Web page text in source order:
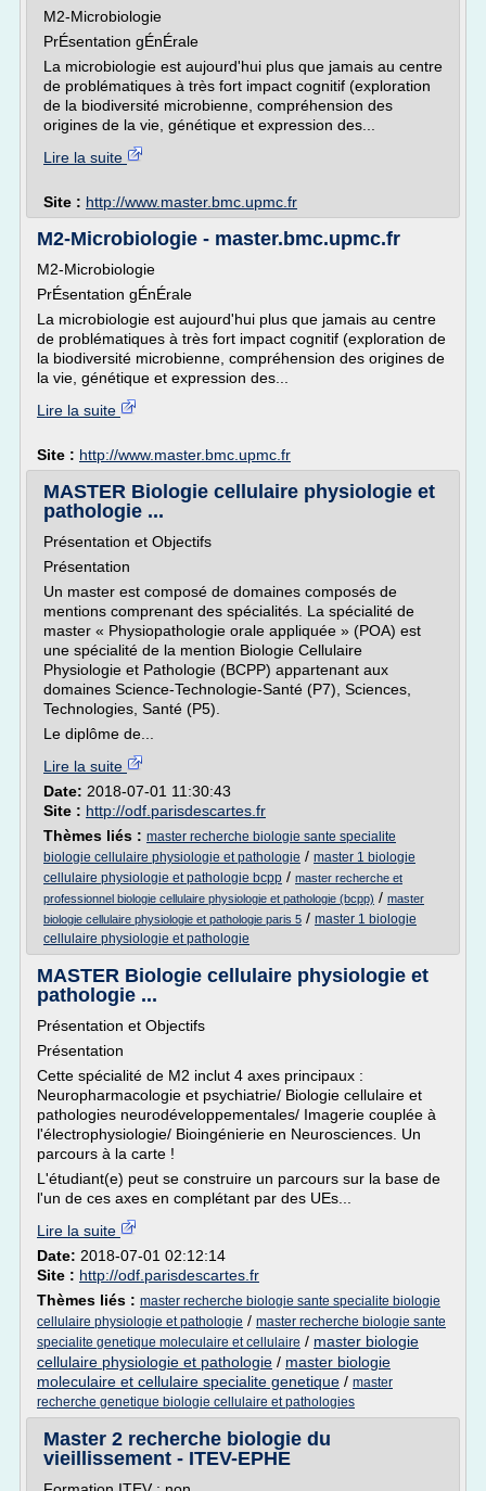
M2-Microbiologie
PrÉsentation gÉnÉrale
La microbiologie est aujourd'hui plus que jamais au centre
de problématiques à très fort impact cognitif (exploration
de la biodiversité microbienne, compréhension des
origines de la vie, génétique et expression des...
Lire la suite
Site : http://www.master.bmc.upmc.fr
M2-Microbiologie - master.bmc.upmc.fr
M2-Microbiologie
PrÉsentation gÉnÉrale
La microbiologie est aujourd'hui plus que jamais au centre
de problématiques à très fort impact cognitif (exploration de
la biodiversité microbienne, compréhension des origines de
la vie, génétique et expression des...
Lire la suite
Site : http://www.master.bmc.upmc.fr
MASTER Biologie cellulaire physiologie et
pathologie ...
Présentation et Objectifs
Présentation
Un master est composé de domaines composés de
mentions comprenant des spécialités. La spécialité de
master « Physiopathologie orale appliquée » (POA) est
une spécialité de la mention Biologie Cellulaire
Physiologie et Pathologie (BCPP) appartenant aux
domaines Science-Technologie-Santé (P7), Sciences,
Technologies, Santé (P5).
Le diplôme de...
Lire la suite
Date: 2018-07-01 11:30:43
Site : http://odf.parisdescartes.fr
Thèmes liés : master recherche biologie sante specialite
biologie cellulaire physiologie et pathologie / master 1 biologie
cellulaire physiologie et pathologie bcpp / master recherche et
professionnel biologie cellulaire physiologie et pathologie (bcpp) / master
biologie cellulaire physiologie et pathologie paris 5 / master 1 biologie
cellulaire physiologie et pathologie
MASTER Biologie cellulaire physiologie et
pathologie ...
Présentation et Objectifs
Présentation
Cette spécialité de M2 inclut 4 axes principaux :
Neuropharmacologie et psychiatrie/ Biologie cellulaire et
pathologies neurodéveloppementales/ Imagerie couplée à
l'électrophysiologie/ Bioingénierie en Neurosciences. Un
parcours à la carte !
L'étudiant(e) peut se construire un parcours sur la base de
l'un de ces axes en complétant par des UEs...
Lire la suite
Date: 2018-07-01 02:12:14
Site : http://odf.parisdescartes.fr
Thèmes liés : master recherche biologie sante specialite biologie
cellulaire physiologie et pathologie / master recherche biologie sante
specialite genetique moleculaire et cellulaire / master biologie
cellulaire physiologie et pathologie / master biologie
moleculaire et cellulaire specialite genetique / master
recherche genetique biologie cellulaire et pathologies
Master 2 recherche biologie du
vieillissement - ITEV-EPHE